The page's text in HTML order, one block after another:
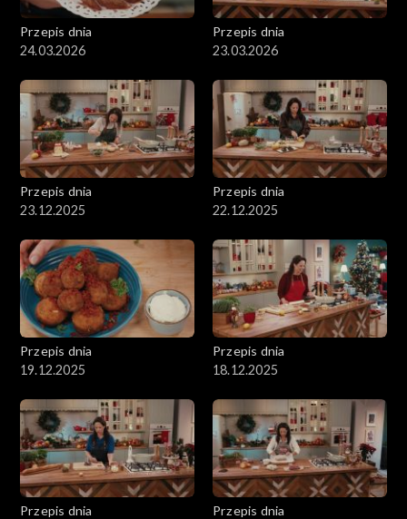
Przepis dnia
24.03.2026
Przepis dnia
23.03.2026
Przepis dnia
23.12.2025
Przepis dnia
22.12.2025
Przepis dnia
19.12.2025
Przepis dnia
18.12.2025
Przepis dnia
Przepis dnia